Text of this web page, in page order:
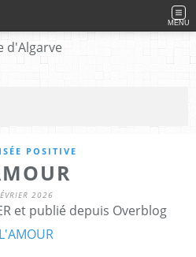
MENU
POSITIVE
2026
et publié depuis Overblog